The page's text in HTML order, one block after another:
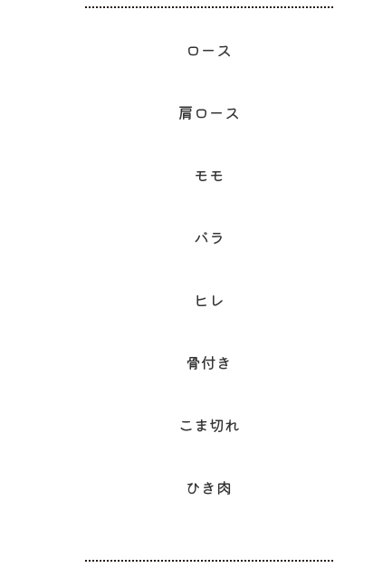
ロース
肩ロース
モモ
バラ
ヒレ
骨付き
こま切れ
ひき肉